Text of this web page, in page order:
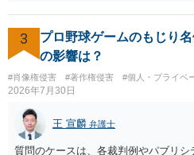
3
プロ野球ゲームのもじり
の影響は？
#肖像権侵害 #著作権侵害 #個人・プライベ
2026年7月30日
王 宣麟 弁護士
質問のケースは、各裁判例やパブリ